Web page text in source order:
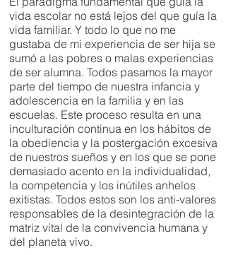
vida escolar no está lejos del que guía la
vida familiar. Y todo lo que no me
gustaba de mi experiencia de ser hija se
sumó a las pobres o malas experiencias
de ser alumna. Todos pasamos la mayor
parte del tiempo de nuestra infancia y
adolescencia en la familia y en las
escuelas. Este proceso resulta en una
inculturación continua en los hábitos de
la obediencia y la postergación excesiva
de nuestros sueños y en los que se pone
demasiado acento en la individualidad,
la competencia y los inútiles anhelos
exitistas. Todos estos son los anti-valores
responsables de la desintegración de la
matriz vital de la convivencia humana y
del planeta vivo.